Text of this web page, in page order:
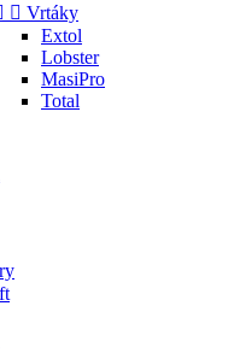
 Vrtáky
Extol
Lobster
MasiPro
Total